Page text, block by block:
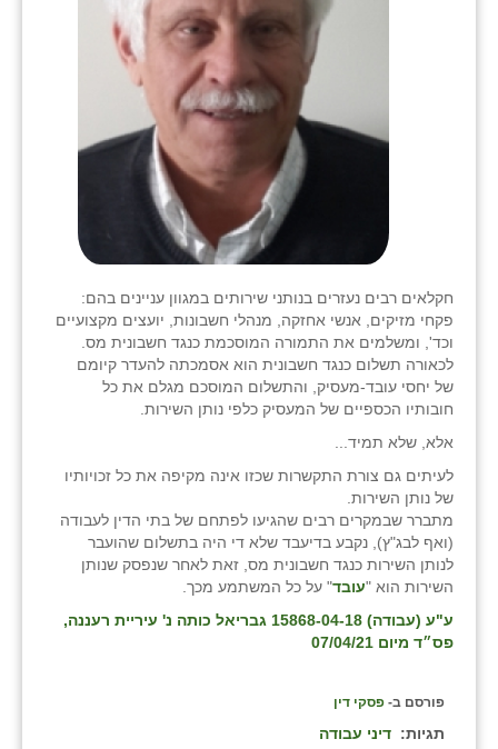
חקלאים רבים נעזרים בנותני שירותים במגוון עניינים בהם:
פקחי מזיקים, אנשי אחזקה, מנהלי חשבונות, יועצים מקצועיים
וכד', ומשלמים את התמורה המוסכמת כנגד חשבונית מס.
לכאורה תשלום כנגד חשבונית הוא אסמכתה להעדר קיומם
של יחסי עובד-מעסיק, והתשלום המוסכם מגלם את כל
חובותיו הכספיים של המעסיק כלפי נותן השירות.
אלא, שלא תמיד...
לעיתים גם צורת התקשרות שכזו אינה מקיפה את כל זכויותיו
של נותן השירות.
מתברר שבמקרים רבים שהגיעו לפתחם של בתי הדין לעבודה
(ואף לבג"ץ), נקבע בדיעבד שלא די היה בתשלום שהועבר
לנותן השירות כנגד חשבונית מס, זאת לאחר שנפסק שנותן
השירות הוא "עובד" על כל המשתמע מכך.
ע"ע (עבודה) 15868-04-18 גבריאל כותה נ' עיריית רעננה,
פס״ד מיום 07/04/21
פורסם ב- פסקי דין
תגיות: דיני עבודה